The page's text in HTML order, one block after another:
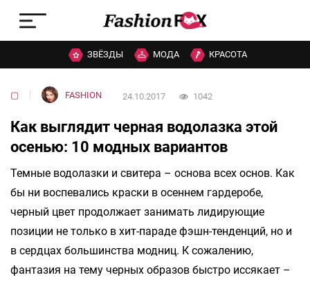
ЗВЁЗДЫ МОДА КРАСОТА
▢ FASHION 24.10.2017 1042
Как выглядит черная водолазка этой
осенью: 10 модных вариантов
Темные водолазки и свитера – основа всех основ. Как
бы ни воспевались краски в осеннем гардеробе,
черный цвет продолжает занимать лидирующие
позиции не только в хит-параде фэшн-тенденций, но и
в сердцах большинства модниц. К сожалению,
фантазия на тему черных образов быстро иссякает –